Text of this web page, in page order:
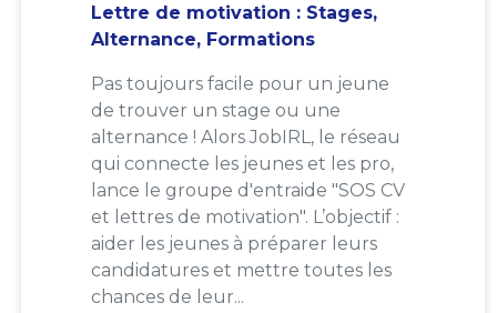
Lettre de motivation : Stages,
Alternance, Formations
Pas toujours facile pour un jeune
de trouver un stage ou une
alternance ! Alors JobIRL, le réseau
qui connecte les jeunes et les pro,
lance le groupe d'entraide "SOS CV
et lettres de motivation". L’objectif :
aider les jeunes à préparer leurs
candidatures et mettre toutes les
chances de leur...